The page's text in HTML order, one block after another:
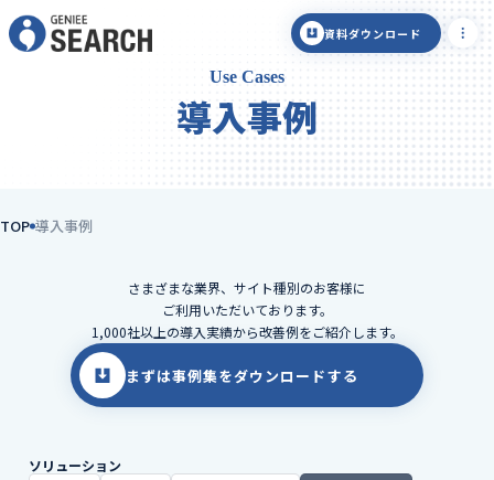
資料ダウンロード
Use Cases
導入事例
TOP 導入事例
さまざまな業界、サイト種別のお客様に
ご利用いただいております。
1,000社以上の導入実績から改善例をご紹介します。
まずは事例集をダウンロードする
ソリューション